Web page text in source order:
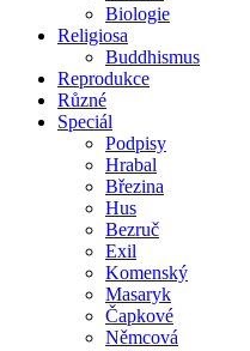
Biologie
Religiosa
Buddhismus
Reprodukce
Různé
Speciál
Podpisy
Hrabal
Březina
Hus
Bezruč
Exil
Komenský
Masaryk
Čapkové
Němcová